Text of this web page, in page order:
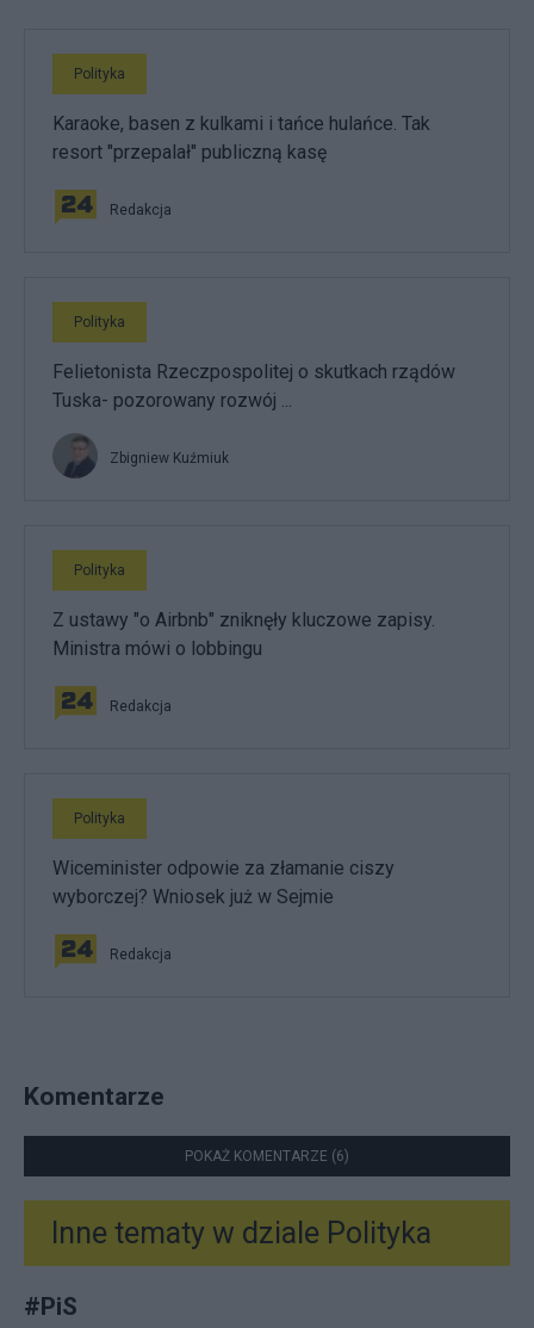
Polityka
Karaoke, basen z kulkami i tańce hulańce. Tak
resort "przepalał" publiczną kasę
Redakcja
Polityka
Felietonista Rzeczpospolitej o skutkach rządów
Tuska- pozorowany rozwój ...
Zbigniew Kuźmiuk
Polityka
Z ustawy "o Airbnb" zniknęły kluczowe zapisy.
Ministra mówi o lobbingu
Redakcja
Polityka
Wiceminister odpowie za złamanie ciszy
wyborczej? Wniosek już w Sejmie
Redakcja
Komentarze
POKAŻ KOMENTARZE (6)
Inne tematy w dziale Polityka
#PiS